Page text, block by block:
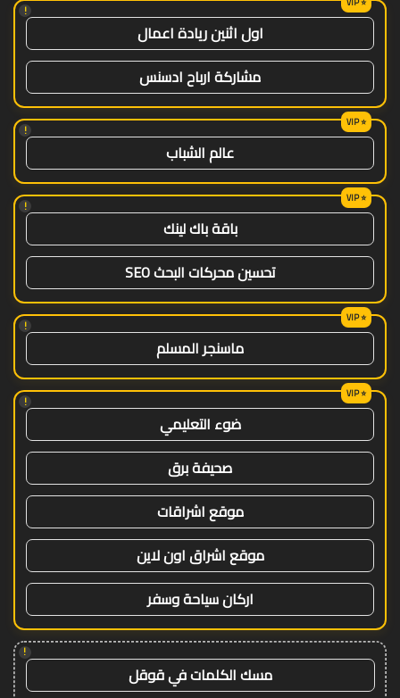
!
اول اثنين ريادة اعمال
مشاركة ارباح ادسنس
!
عالم الشباب
!
باقة باك لينك
تحسين محركات البحث SEO
!
ماسنجر المسلم
!
ضوء التعليمي
صحيفة برق
موقع اشراقات
موقع اشراق اون لاين
اركان سياحة وسفر
!
مسك الكلمات في قوقل